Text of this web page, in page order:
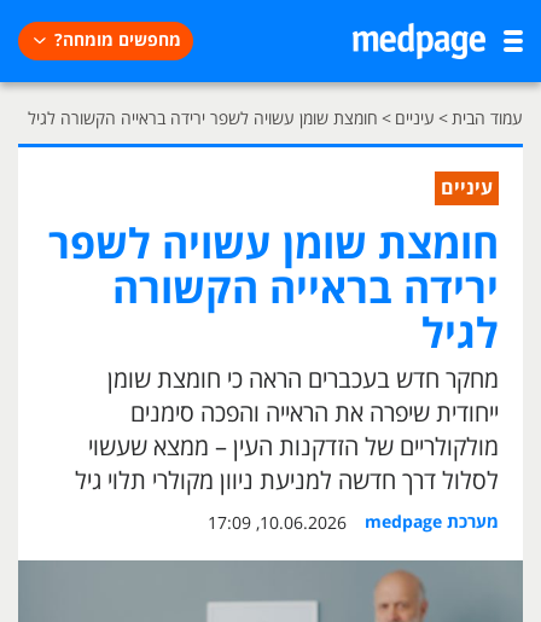
מחפשים מומחה?
עמוד הבית> עיניים > חומצת שומן עשויה לשפר ירידה בראייה הקשורה לגיל
עיניים
חומצת שומן עשויה לשפר
ירידה בראייה הקשורה
לגיל
מחקר חדש בעכברים הראה כי חומצת שומן
ייחודית שיפרה את הראייה והפכה סימנים
מולקולריים של הזדקנות העין – ממצא שעשוי
לסלול דרך חדשה למניעת ניוון מקולרי תלוי גיל
מערכת medpage 10.06.2026, 17:09